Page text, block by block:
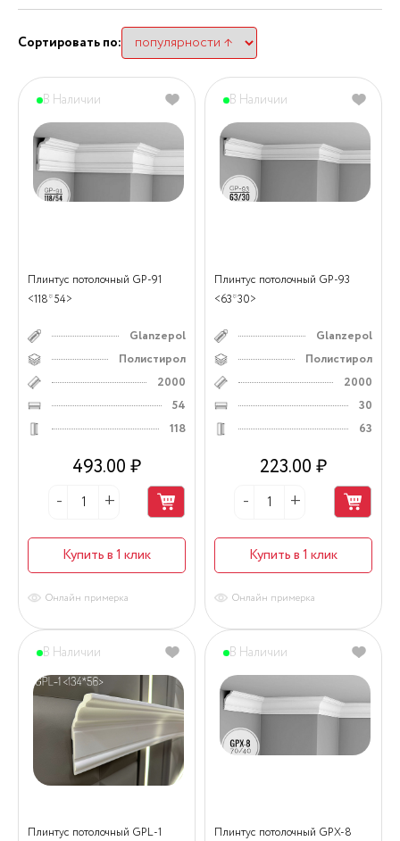
Сортировать по:
Плинтус потолочный GP-91
<118*54>
Glanzepol
Полистирол
2000
54
118
493.00 ₽
Купить в 1 клик
В Наличии
Онлайн примерка
Плинтус потолочный GP-93
<63*30>
Glanzepol
Полистирол
2000
30
63
223.00 ₽
Купить в 1 клик
В Наличии
Онлайн примерка
Плинтус потолочный GPL-1
В Наличии
Плинтус потолочный GPX-8
В Наличии